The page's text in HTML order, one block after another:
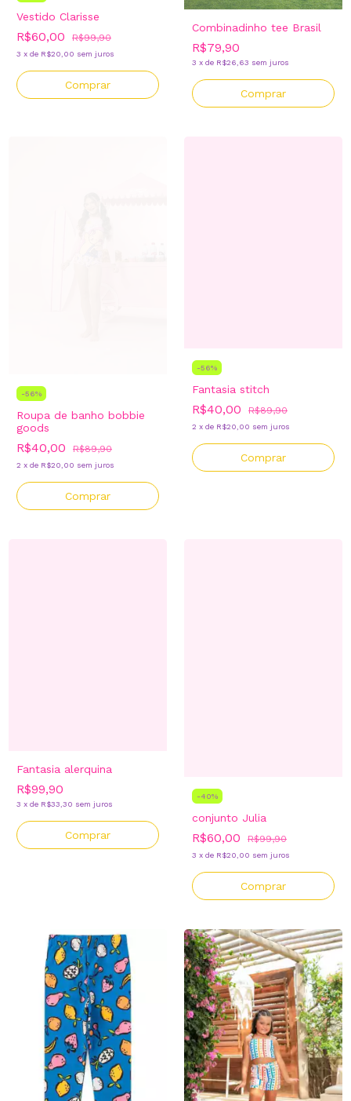
Vestido Clarisse
R$60,00 R$99,90
3 x de R$20,00 sem juros
Comprar
Combinadinho tee Brasil
R$79,90
3 x de R$26,63 sem juros
Comprar
-56%
Roupa de banho bobbie
goods
R$40,00 R$89,90
2 x de R$20,00 sem juros
Comprar
-56%
Fantasia stitch
R$40,00 R$89,90
2 x de R$20,00 sem juros
Comprar
Fantasia alerquina
R$99,90
3 x de R$33,30 sem juros
Comprar
-40%
conjunto Julia
R$60,00 R$99,90
3 x de R$20,00 sem juros
Comprar